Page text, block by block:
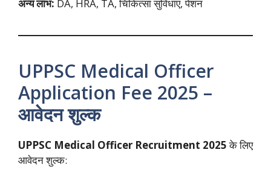
अन्य लाभ: DA, HRA, TA, चिकित्सा सुविधाएं, पेंशन
UPPSC Medical Officer
Application Fee 2025 –
आवेदन शुल्क
UPPSC Medical Officer Recruitment 2025के लिए
आवेदन शुल्क: